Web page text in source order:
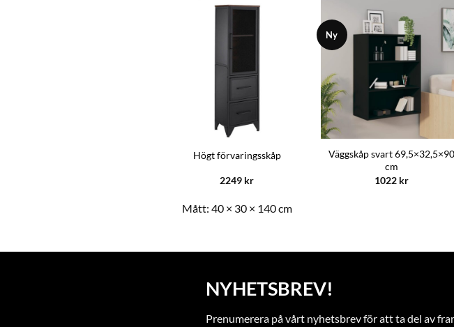
Högt förvaringsskåp
2249 kr
Mått: 40 × 30 × 140 cm
Ny
Väggskåp svart 69,5×32,5×90
cm
1022 kr
NYHETSBREV!
Prenumerera på vårt nyhetsbrev för att ta del av